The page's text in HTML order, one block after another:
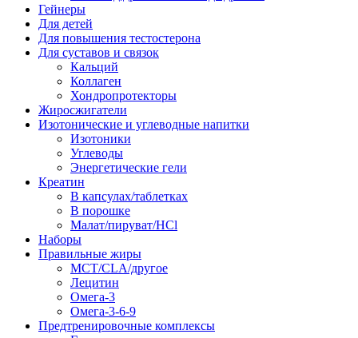
Гейнеры
Для детей
Для повышения тестостерона
Для суставов и связок
Кальций
Коллаген
Хондропротекторы
Жиросжигатели
Изотонические и углеводные напитки
Изотоники
Углеводы
Энергетические гели
Креатин
В капсулах/таблетках
В порошке
Малат/пируват/HCl
Наборы
Правильные жиры
MCT/CLA/другое
Лецитин
Омега-3
Омега-3-6-9
Предтренировочные комплексы